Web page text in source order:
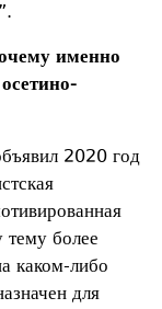
именно
2020 год
тему более
каком-либо
для